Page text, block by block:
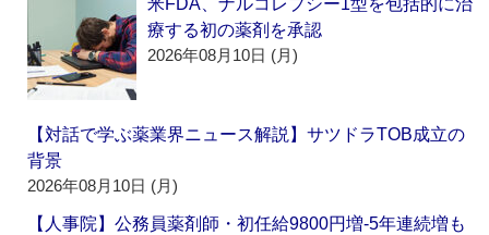
米FDA、ナルコレプシー1型を包括的に治
療する初の薬剤を承認
2026年08月10日 (月)
【対話で学ぶ薬業界ニュース解説】サツドラTOB成立の
背景
2026年08月10日 (月)
【人事院】公務員薬剤師・初任給9800円増‐5年連続増も